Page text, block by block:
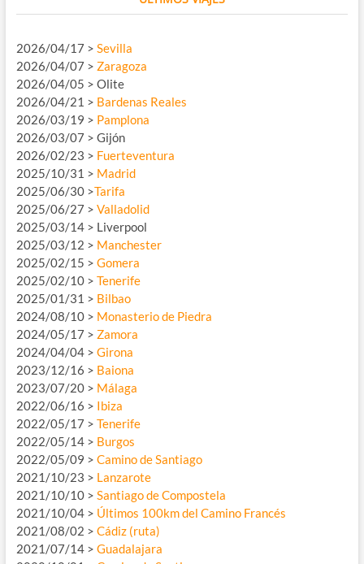
2026/04/17 > Sevilla
2026/04/07 > Zaragoza
2026/04/05 > Olite
2026/04/21 > Bardenas Reales
2026/03/19 > Pamplona
2026/03/07 > Gijón
2026/02/23 > Fuerteventura
2025/10/31 > Madrid
2025/06/30 >Tarifa
2025/06/27 > Valladolid
2025/03/14 > Liverpool
2025/03/12 > Manchester
2025/02/15 > Gomera
2025/02/10 > Tenerife
2025/01/31 > Bilbao
2024/08/10 > Monasterio de Piedra
2024/05/17 > Zamora
2024/04/04 > Girona
2023/12/16 > Baiona
2023/07/20 > Málaga
2022/06/16 > Ibiza
2022/05/17 > Tenerife
2022/05/14 > Burgos
2022/05/09 > Camino de Santiago
2021/10/23 > Lanzarote
2021/10/10 > Santiago de Compostela
2021/10/04 > Últimos 100km del Camino Francés
2021/08/02 > Cádiz (ruta)
2021/07/14 > Guadalajara